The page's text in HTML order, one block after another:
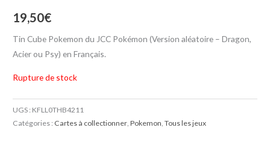
19,50€
Tin Cube Pokemon du JCC Pokémon (Version aléatoire – Dragon,
Acier ou Psy) en Français.
Rupture de stock
UGS : KFLL0THB4211
Catégories : Cartes à collectionner ,Pokemon ,Tous les jeux